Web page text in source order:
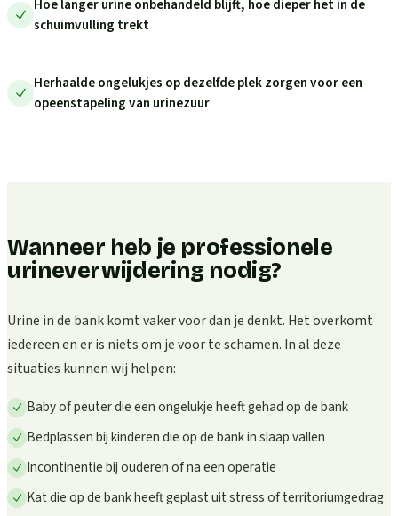
Hoe langer urine onbehandeld blijft, hoe dieper het in de
schuimvulling trekt
Herhaalde ongelukjes op dezelfde plek zorgen voor een
opeenstapeling van urinezuur
Wanneer heb je professionele
urineverwijdering nodig?
Urine in de bank komt vaker voor dan je denkt. Het overkomt
iedereen en er is niets om je voor te schamen. In al deze
situaties kunnen wij helpen:
Baby of peuter die een ongelukje heeft gehad op de bank
Bedplassen bij kinderen die op de bank in slaap vallen
Incontinentie bij ouderen of na een operatie
Kat die op de bank heeft geplast uit stress of territoriumgedrag